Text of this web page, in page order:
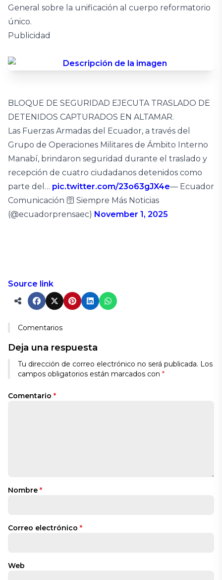
General sobre la unificación al cuerpo reformatorio
único.
Publicidad
BLOQUE DE SEGURIDAD EJECUTA TRASLADO DE
DETENIDOS CAPTURADOS EN ALTAMAR.
Las Fuerzas Armadas del Ecuador, a través del
Grupo de Operaciones Militares de Ámbito Interno
Manabí, brindaron seguridad durante el traslado y
recepción de cuatro ciudadanos detenidos como
parte del… pic.twitter.com/23o63gJX4e— Ecuador
Comunicación 🛜 Siempre Más Noticias
(@ecuadorprensaec) November 1, 2025
Source link
Comentarios
Deja una respuesta
Tu dirección de correo electrónico no será publicada. Los
campos obligatorios están marcados con *
Comentario *
Nombre *
Correo electrónico *
Web
Alternative: